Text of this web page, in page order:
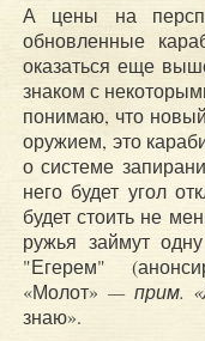
А цены на
обновленные
оказаться еще
знаком с
понимаю, что
оружием, это
о системе
него будет угол
будет стоить не
ружья займут
"Егерем"
«Молот»— прим.
знаю».